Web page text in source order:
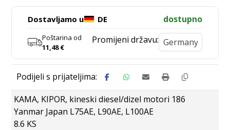
Dostavljamo u DE dostupno
Poštarina od
11,48€
Promijeni državu:
KAMA, KIPOR, kineski diesel/dizel motori 186
Yanmar Japan L75AE, L90AE, L100AE
8.6 KS